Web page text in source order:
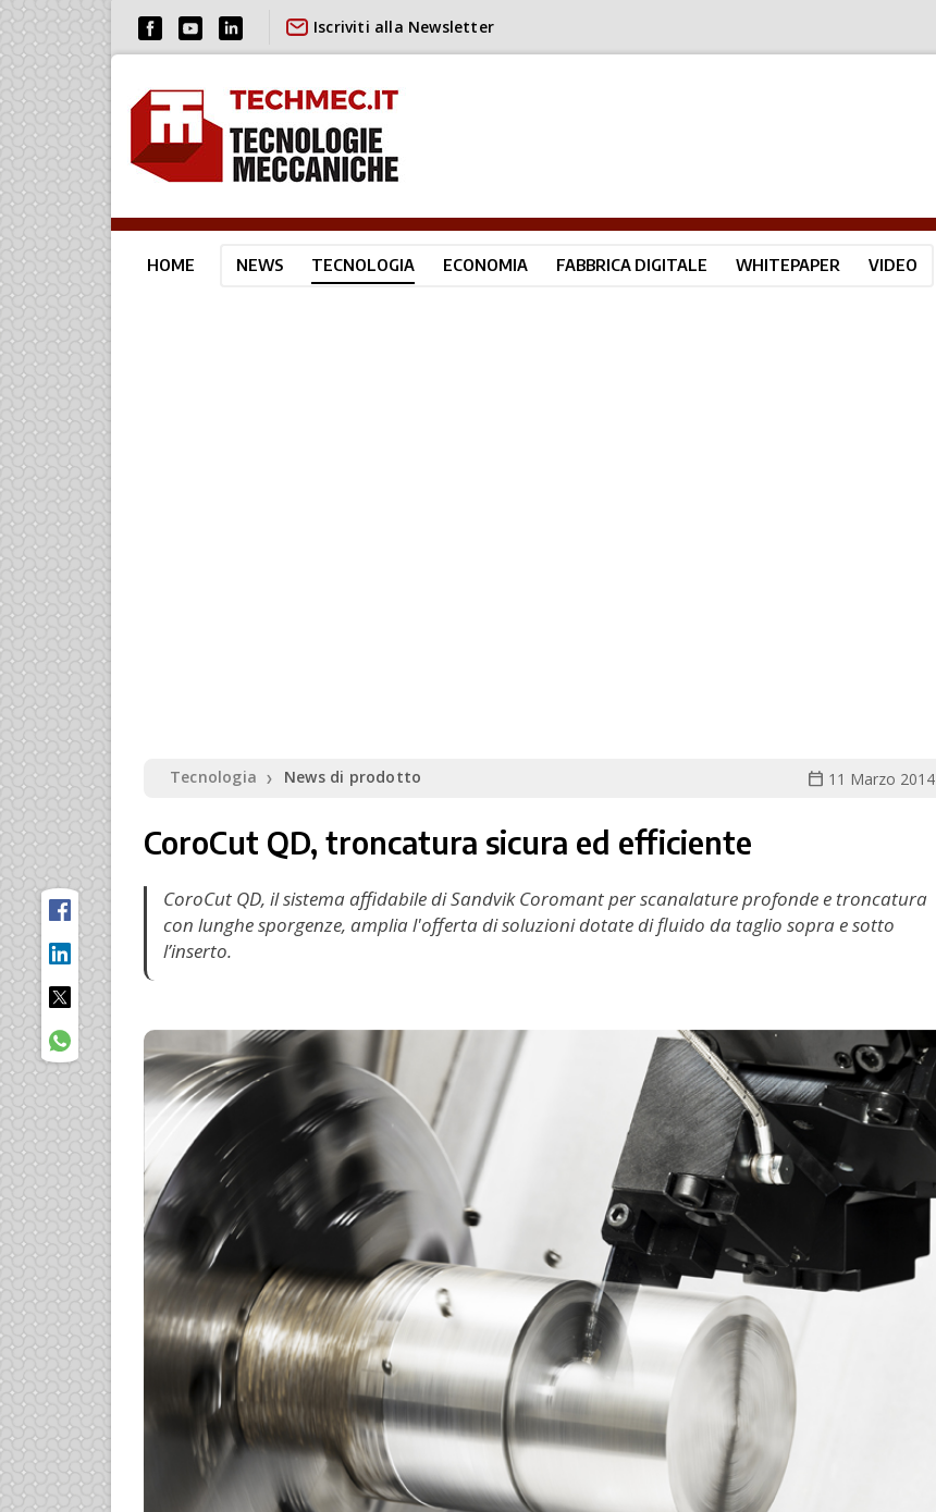
Iscriviti alla Newsletter
HOME NEWS TECNOLOGIA ECONOMIA FABBRICA DIGITALE WHITEPAPER VIDEO
Tecnologia ❯ News di prodotto calendar_today 11 Marzo 2014
CoroCut QD, troncatura sicura ed efficiente
CoroCut QD, il sistema affidabile di Sandvik Coromant per scanalature profonde e troncatura
con lunghe sporgenze, amplia l'offerta di soluzioni dotate di fluido da taglio sopra e sotto
l’inserto.